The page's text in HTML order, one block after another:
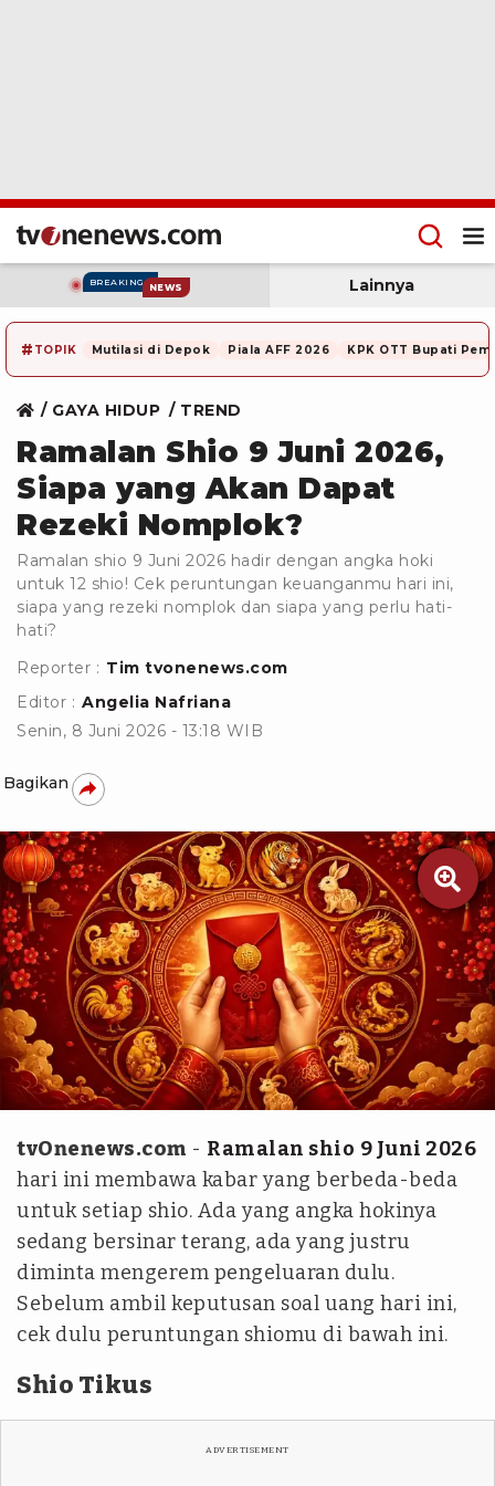
BREAKING NEWS Lainnya
# TOPIK Mutilasi di Depok Piala AFF 2026 KPK OTT Bupati
GAYA HIDUP TREND
Ramalan Shio 9 Juni 2026,
Siapa yang Akan Dapat
Rezeki Nomplok?
Ramalan shio 9 Juni 2026 hadir dengan angka hoki
untuk 12 shio! Cek peruntungan keuanganmu hari ini,
siapa yang rezeki nomplok dan siapa yang perlu hati-
hati?
Reporter : Tim tvonenews.com
Editor : Angelia Nafriana
Senin, 8 Juni 2026 - 13:18 WIB
Bagikan

tvOnenews.com - ANF
tvOnenews.com - Ramalan shio 9 Juni 2026
hari ini membawa kabar yang berbeda-beda
untuk setiap shio. Ada yang angka hokinya
sedang bersinar terang, ada yang justru
diminta mengerem pengeluaran dulu.
Sebelum ambil keputusan soal uang hari ini,
cek dulu peruntungan shiomu di bawah ini.
Shio Tikus
ADVERTISEMENT